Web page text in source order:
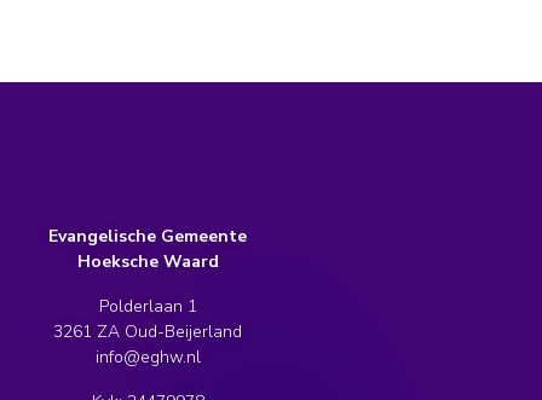
Evangelische Gemeente
Hoeksche Waard
Polderlaan 1
3261 ZA Oud-Beijerland
info@eghw.nl